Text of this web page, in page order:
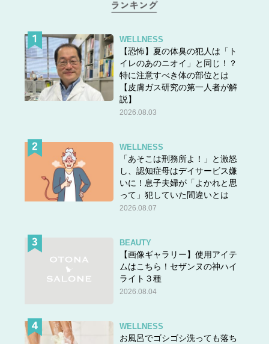
WELLNESS
【恐怖】夏の体臭の犯人は「ト
イレのあのニオイ」と同じ！？
特に注意すべき体の部位とは
【皮膚ガス研究の第一人者が解
説】
2026.08.03
WELLNESS
「あそこは刑務所よ！」と激怒
し、認知症母はデイサービス嫌
いに！息子夫婦が「よかれと思
って」犯していた間違いとは
2026.08.07
BEAUTY
【画像ギャラリー】使用アイテ
ムはこちら！セザンヌの神ハイ
ライト３種
2026.08.04
WELLNESS
お風呂でゴシゴシ洗っても落ち